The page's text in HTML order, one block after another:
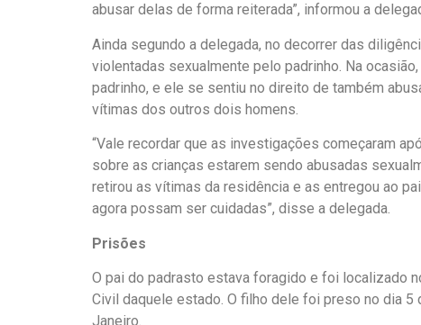
abusar delas de forma reiterada”, informou a
Ainda segundo a delegada, no decorrer das
violentadas sexualmente pelo padrinho. Na
padrinho, e ele se sentiu no direito de também
vítimas dos outros dois homens.
“Vale recordar que as investigações começaram
sobre as crianças estarem sendo abusadas
retirou as vítimas da residência e as entregou ao
agora possam ser cuidadas”, disse a delegada.
Prisões
O pai do padrasto estava foragido e foi localizado
Civil daquele estado. O filho dele foi preso no dia 5
Janeiro.